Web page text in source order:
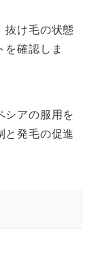
抜け毛の状態
確認しま
シアの服用を
と発毛の促進